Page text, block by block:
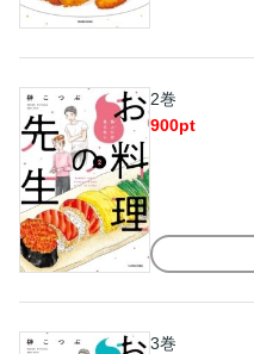
2巻
900pt
3巻